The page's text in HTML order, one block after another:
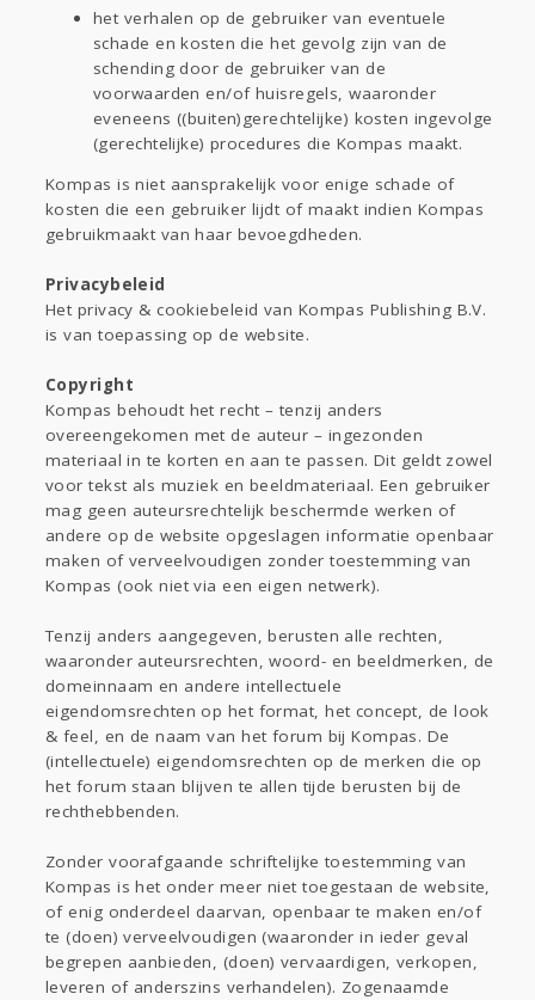
het verhalen op de gebruiker van eventuele
schade en kosten die het gevolg zijn van de
schending door de gebruiker van de
voorwaarden en/of huisregels, waaronder
eveneens ((buiten)gerechtelijke) kosten ingevolge
(gerechtelijke) procedures die Kompas maakt.
Kompas is niet aansprakelijk voor enige schade of
kosten die een gebruiker lijdt of maakt indien Kompas
gebruikmaakt van haar bevoegdheden.
Privacybeleid
Het privacy & cookiebeleid van Kompas Publishing B.V.
is van toepassing op de website.
Copyright
Kompas behoudt het recht – tenzij anders
overeengekomen met de auteur – ingezonden
materiaal in te korten en aan te passen. Dit geldt zowel
voor tekst als muziek en beeldmateriaal. Een gebruiker
mag geen auteursrechtelijk beschermde werken of
andere op de website opgeslagen informatie openbaar
maken of verveelvoudigen zonder toestemming van
Kompas (ook niet via een eigen netwerk).
Tenzij anders aangegeven, berusten alle rechten,
waaronder auteursrechten, woord- en beeldmerken, de
domeinnaam en andere intellectuele
eigendomsrechten op het format, het concept, de look
& feel, en de naam van het forum bij Kompas. De
(intellectuele) eigendomsrechten op de merken die op
het forum staan blijven te allen tijde berusten bij de
rechthebbenden.
Zonder voorafgaande schriftelijke toestemming van
Kompas is het onder meer niet toegestaan de website,
of enig onderdeel daarvan, openbaar te maken en/of
te (doen) verveelvoudigen (waaronder in ieder geval
begrepen aanbieden, (doen) vervaardigen, verkopen,
leveren of anderszins verhandelen). Zogenaamde